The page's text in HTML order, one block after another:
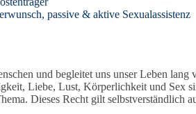
passive & aktive Sexualassistenz
und begleitet uns unser Leben
Liebe, Lust, Körperlichkeit und Sex
Dieses Recht gilt